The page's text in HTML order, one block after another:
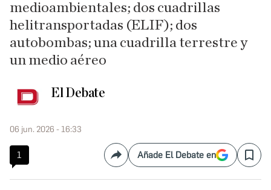
medioambientales; dos cuadrillas
helitransportadas (ELIF); dos
autobombas; una cuadrilla terrestre y
un medio aéreo
El Debate
06 jun. 2026 - 16:33
1 CompartirAñade El Debate en Save